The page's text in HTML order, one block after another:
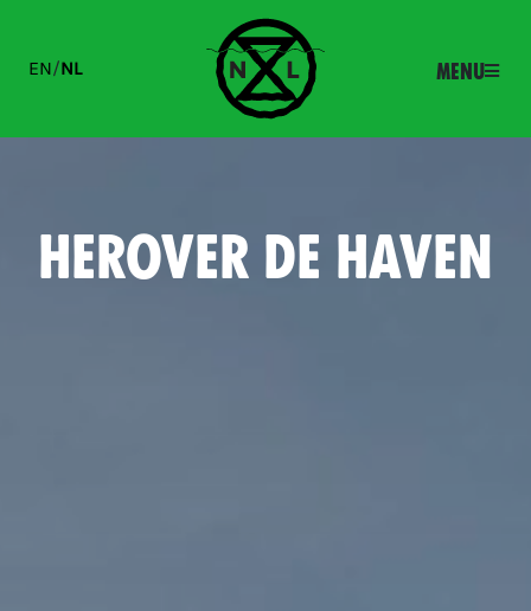
EN/NL Menu
HEROVER DE HAVEN